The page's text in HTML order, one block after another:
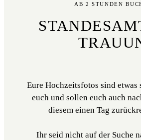
AB 2 STUNDEN
Eure Hochzeitsfotos sind
euch und sollen euch auch
diesem einen Tag
Ihr seid nicht auf der Suche